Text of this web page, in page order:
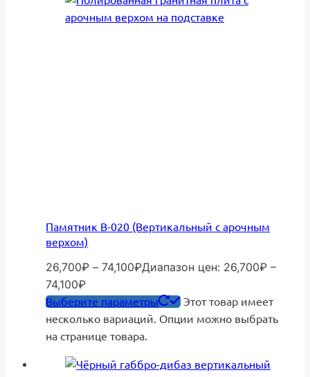
Памятник В-020 (Вертикальный с арочным
верхом)
26,700₽ – 74,100₽Диапазон цен: 26,700₽ –
74,100₽
Выберите параметры
Этот товар имеет
несколько вариаций. Опции можно выбрать
на странице товара.